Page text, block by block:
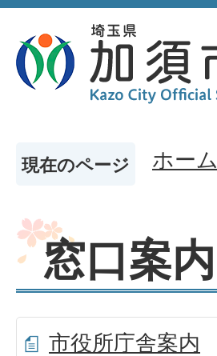
現在のページ ホーム
窓口案内
市役所庁舎案内